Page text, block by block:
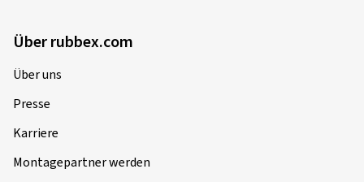
Über rubbex.com
Über uns
Presse
Karriere
Montagepartner werden